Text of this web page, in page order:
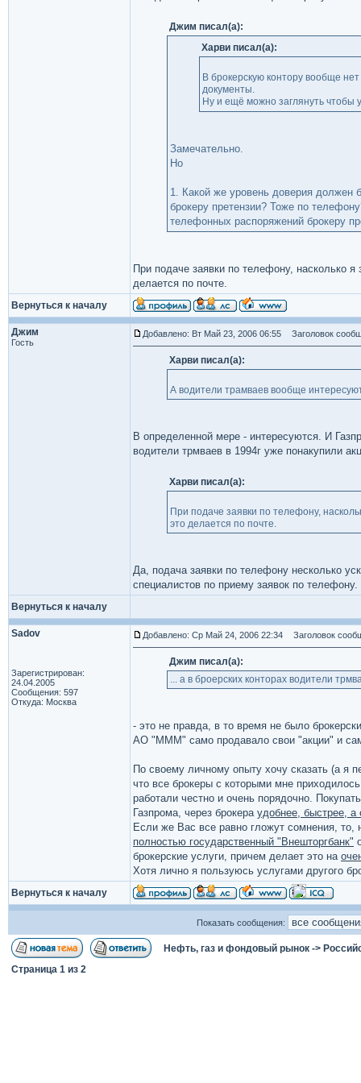
Джим писал(а):
Харви писал(а):
В брокерскую контору вообще
документы.
Ну и ещё можно заглянуть чтобы
Замечательно.
Но
1. Какой же уровень доверия должен
брокеру претензии? Тоже по
телефонных распоряжений брокеру
При подаче заявки по телефону, насколько
делается по почте.
Вернуться к началу
Джим
Гость
Добавлено: Вт Май 23, 2006 06:55 Заголовок
Харви писал(а):
А водители трамваев вообще
В определенной мере - интересуются. И
водители трмваев в 1994г уже понакупили
Харви писал(а):
При подаче заявки по телефону,
это делается по почте.
Да, подача заявки по телефону несколько
специалистов по приему заявок по
Вернуться к началу
Sadov
Зарегистрирован:
24.04.2005
Сообщения: 597
Откуда: Москва
Добавлено: Ср Май 24, 2006 22:34 Заголовок
Джим писал(а):
... а в броерских конторах водители
- это не правда, в то время не было
АО "МММ" само продавало свои "акции" и
По своему личному опыту хочу сказать (а я
что все брокеры с которыми мне приходилось
работали честно и очень порядочно.
Газпрома, через брокера удобнее, быстрее, а
Если же Вас все равно гложут сомнения, то,
полностью государственный "Внешторгбанк"
брокерские услуги, причем делает это на
Хотя лично я пользуюсь услугами другого
Вернуться к началу
Показать сообщения:
Нефть, газ и фондовый рынок ->
Страница 1 из 2